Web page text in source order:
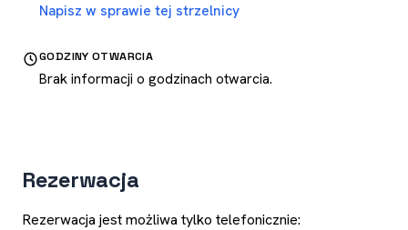
Napisz w sprawie tej strzelnicy
GODZINY OTWARCIA
Brak informacji o godzinach otwarcia.
Rezerwacja
Rezerwacja jest możliwa tylko telefonicznie: